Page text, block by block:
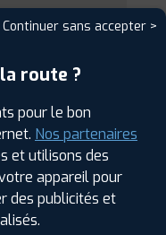
Continuer sans accepter >
route ?
pour le bon
Nos partenaires
et utilisons des
appareil pour
des publicités et